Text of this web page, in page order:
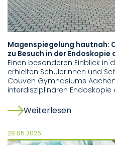
Magenspiegelung hautnah:
zu Besuch in der Endoskopie
Einen besonderen Einblick in
erhielten Schülerinnen und
Couven Gymnasiums
interdisziplinären Endoskopie
Weiterlesen
28.05.2026